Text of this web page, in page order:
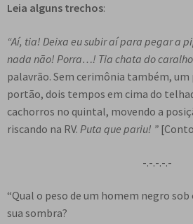
Leia alguns trechos:
“Aí, tia! Deixa eu subir aí para pegar a
nada não! Porra…! Tia chata do
palavrão. Sem cerimônia também,
portão, dois tempos em cima do
cachorros no quintal, movendo a
riscando na RV. Puta que pariu! ”
-.-.-.-.-
“Qual o peso de um homem negro sob
sua sombra?